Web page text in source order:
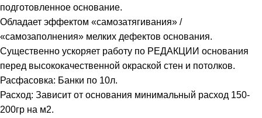
подготовленное основание.
Обладает эффектом «самозатягивания» /
«самозаполнения» мелких дефектов основания.
Существенно ускоряет работу по РЕДАКЦИИ основания
перед высококачественной окраской стен и потолков.
Расфасовка: Банки по 10л.
Расход: Зависит от основания минимальный расход 150-
200гр на м2.